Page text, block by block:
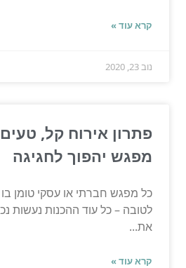
קרא עוד »
נוב 23, 2020
פתרון אירוח קל,
מפגש יהפוך לחגיגה
כל מפגש חברתי או עסקי טומן
לטובה – כל עוד ההכנות נעשות
את...
קרא עוד »